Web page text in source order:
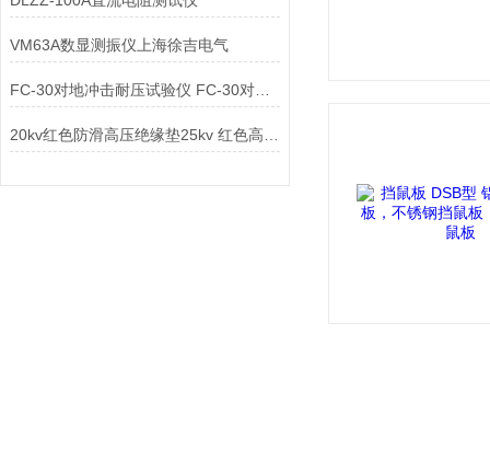
VM63A数显测振仪上海徐吉电气
FC-30对地冲击耐压试验仪 FC-30对地冲击耐压试验仪